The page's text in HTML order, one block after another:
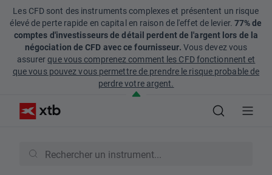
Les CFD sont des instruments complexes et présentent un risque
élevé de perte rapide en capital en raison de l'effet de levier. 77% de
comptes d'investisseurs de détail perdent de l'argent lors de la
négociation de CFD avec ce fournisseur. Vous devez vous
assurerque vous comprenez comment les CFD fonctionnent et
que vous pouvez vous permettre de prendre le risque probable de
perdre votre argent.